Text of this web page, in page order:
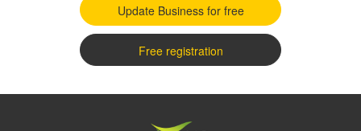
Update Business for free
Free registration